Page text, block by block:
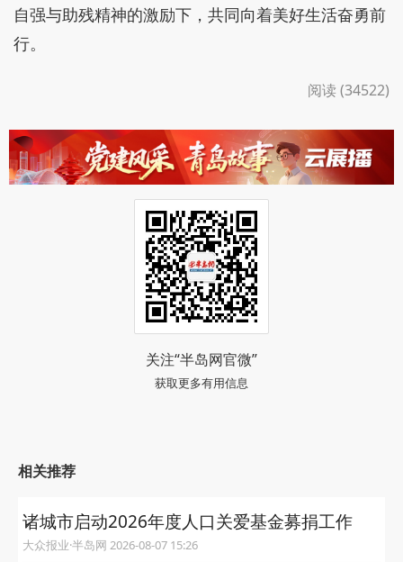
自强与助残精神的激励下，共同向着美好生活奋勇前
行。
阅读 (34522)
关注“半岛网官微”
获取更多有用信息
相关推荐
诸城市启动2026年度人口关爱基金募捐工作
大众报业·半岛网 2026-08-07 15:26